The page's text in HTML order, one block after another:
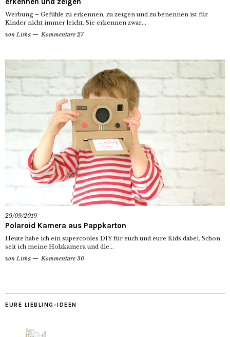
Werbung – Gefühle zu erkennen, zu zeigen und zu benennen ist für
Kinder nicht immer leicht. Sie erkennen zwar...
von Liska Kommentare 27
29/09/2019
Polaroid Kamera aus Pappkarton
Heute habe ich ein supercooles DIY für euch und eure Kids dabei. Schon
seit ich meine Holzkamera und die...
von Liska Kommentare 30
EURE LIEBLING-IDEEN